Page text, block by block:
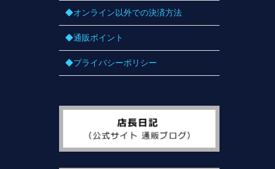
◆オンライン以外での決済方法
◆通販ポイント
◆プライバシーポリシー